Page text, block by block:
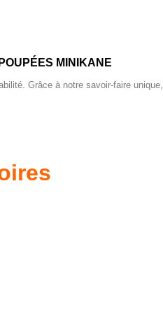
POUPÉES MINIKANE
Grâce à notre savoir-faire